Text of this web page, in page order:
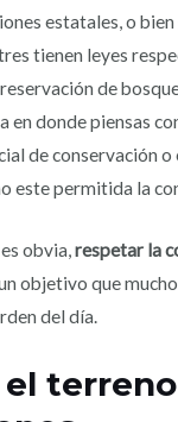
estatales, o
tienen leyes
de
en donde piensas
de conservación
este permitida la
obvia,respetar la
objetivo que
del día.